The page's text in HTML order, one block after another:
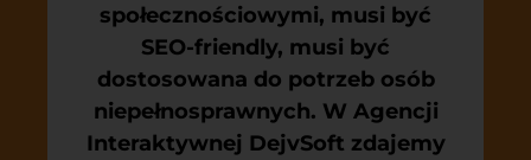
społecznościowymi, musi być
SEO-friendly, musi być
dostosowana do potrzeb osób
niepełnosprawnych. W Agencji
Interaktywnej DejvSoft zdajemy